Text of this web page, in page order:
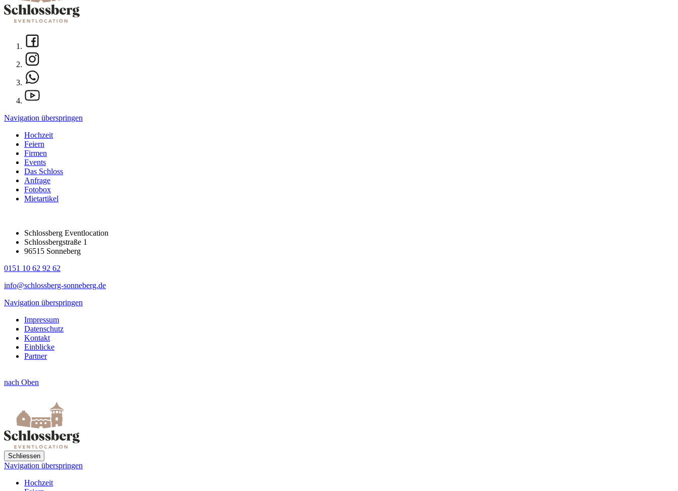
Navigation überspringen
Hochzeit
Feiern
Firmen
Events
Das Schloss
Anfrage
Fotobox
Mietartikel
Schlossberg Eventlocation
Schlossbergstraße 1
96515 Sonneberg
0151 10 62 92 62
info@schlossberg-sonneberg.de
Navigation überspringen
Impressum
Datenschutz
Kontakt
Einblicke
Partner
nach Oben
Schliessen
Navigation überspringen
Hochzeit